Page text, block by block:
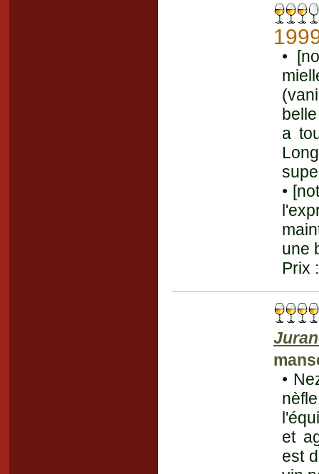
•
a
•
une
Prix
•
et
est